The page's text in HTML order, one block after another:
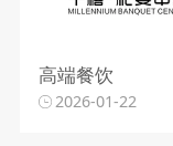
高端餐饮
2026-01-22